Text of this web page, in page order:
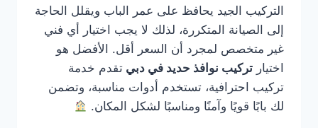
التركيب الجيد يحافظ على عمر الباب ويقلل الحاجة
إلى الصيانة المتكررة، لذلك لا يجب اختيار أي فني
غير متخصص لمجرد أن السعر أقل. الأفضل هو
اختيار تركيب نوافذ حديد في دبي تقدم خدمة
تركيب احترافية، تستخدم أدوات مناسبة، وتضمن
لك بابًا قويًا وآمنًا ومناسبًا لشكل المكان.